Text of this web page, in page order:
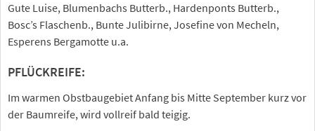
Gute Luise, Blumenbachs Butterb., Hardenponts Butterb.,
Bosc’s Flaschenb., Bunte Julibirne, Josefine von Mecheln,
Esperens Bergamotte u.a.
PFLÜCKREIFE:
Im warmen Obstbaugebiet Anfang bis Mitte September kurz vor
der Baumreife, wird vollreif bald teigig.